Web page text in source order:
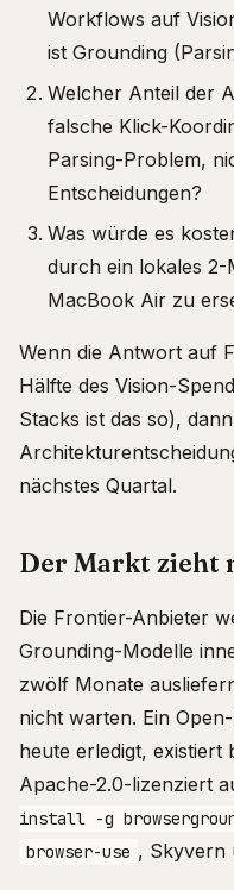
Workflows auf
ist Grounding
Welcher Anteil der
falsche Klick-
Parsing-Problem,
Entscheidungen?
Was würde es
durch ein lokales 2-
MacBook Air zu
Wenn die Antwort auf
Hälfte des Vision-
Stacks ist das so),
nächstes Quartal.
Der Markt zieht
Die Frontier-Anbieter
Grounding-Modelle
zwölf Monate
nicht warten. Ein
heute erledigt, existiert
Apache-2.0-lizenziert
install -g
browser-use , Skyvern